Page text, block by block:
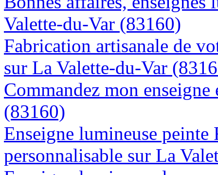
Valette-du-Var (83160)
Fabrication artisanale de
sur La Valette-du-Var
Commandez mon
(83160)
Enseigne lumineuse
personnalisable sur La